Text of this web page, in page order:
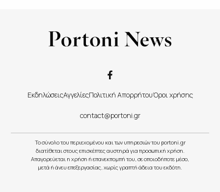
ΕκδηλώσειςΑγγελίεςΠολιτική ΑπορρήτουΌροι χρήσης
contact@portoni.gr
Το σύνολο του περιεχομένου και των υπηρεσιών του portoni.gr
διατίθεται στους επισκέπτες αυστηρά για προσωπική χρήση.
Απαγορεύεται η χρήση ή επανεκπομπή του, σε οποιοδήποτε μέσο,
μετά ή άνευ επεξεργασίας, χωρίς γραπτή άδεια του εκδότη.